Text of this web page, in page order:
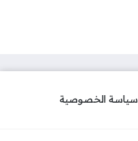
سياسة الخصوصية